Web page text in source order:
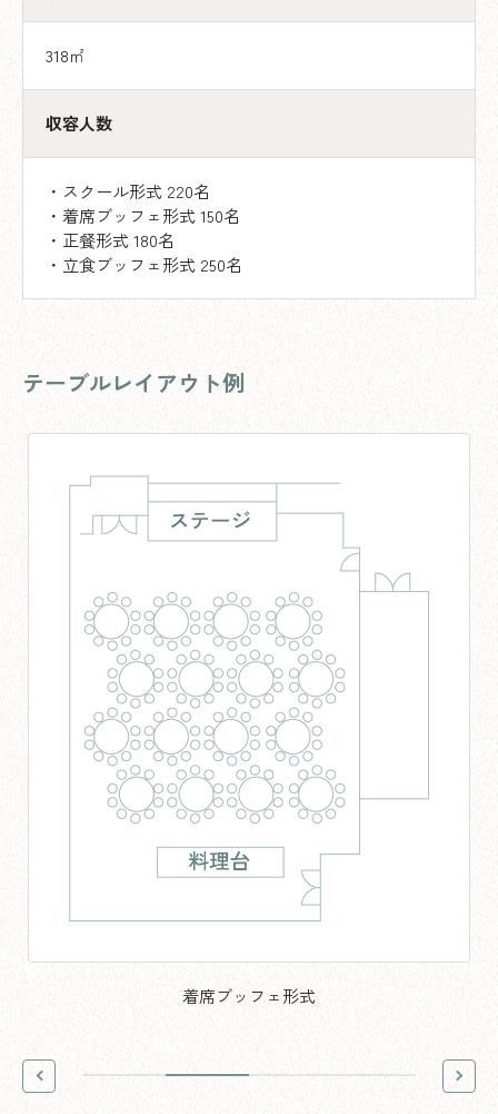
318㎡
収容人数
・スクール形式 220名
・着席ブッフェ形式 150名
・正餐形式 180名
・立食ブッフェ形式 250名
テーブルレイアウト例
着席ブッフェ形式